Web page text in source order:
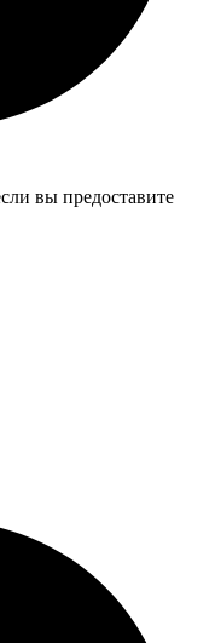
вы предоставите